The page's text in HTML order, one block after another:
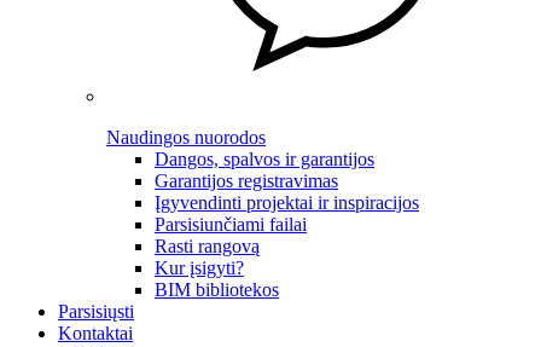
Naudingos nuorodos
Dangos, spalvos ir garantijos
Garantijos registravimas
Įgyvendinti projektai ir inspiracijos
Parsisiunčiami failai
Rasti rangovą
Kur įsigyti?
BIM bibliotekos
Parsisiųsti
Kontaktai